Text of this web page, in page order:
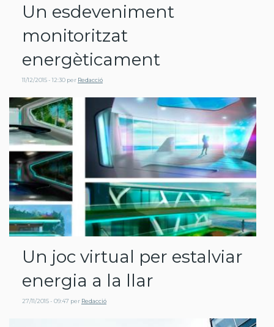
Un esdeveniment
monitoritzat
energèticament
11/12/2015 - 12:30 per Redacció
Un joc virtual per estalviar
energia a la llar
27/11/2015 - 09:47 per Redacció